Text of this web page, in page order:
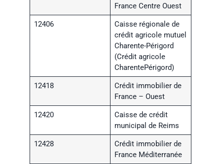
France Centre Ouest
12406
Caisse régionale de
crédit agricole mutuel
Charente-Périgord
(Crédit agricole
CharentePérigord)
12418
Crédit immobilier de
France – Ouest
12420
Caisse de crédit
municipal de Reims
12428
Crédit immobilier de
France Méditerranée